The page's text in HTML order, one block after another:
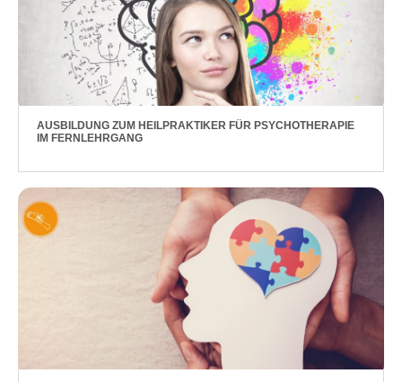
AUSBILDUNG ZUM HEILPRAKTIKER FÜR PSYCHOTHERAPIE
IM FERNLEHRGANG